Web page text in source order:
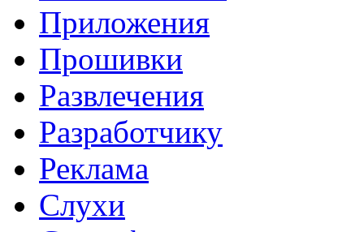
Приложения
Прошивки
Развлечения
Разработчику
Реклама
Слухи